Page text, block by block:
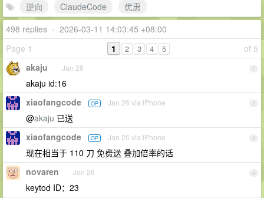
逆向
ClaudeCode
优惠
498 replies • 2026-03-11 14:03:45 +08:00
Page 1
of 5
1 2 3 4 5
1
akaju Jan 26
akaju id:16
2
xiaofangcode OP Jan 26 via iPhone
@akaju 已送
3
xiaofangcode OP Jan 26 via iPhone
现在相当于 110 刀 免费送 叠加倍率的话
4
novaren Jan 26
keytod ID：23